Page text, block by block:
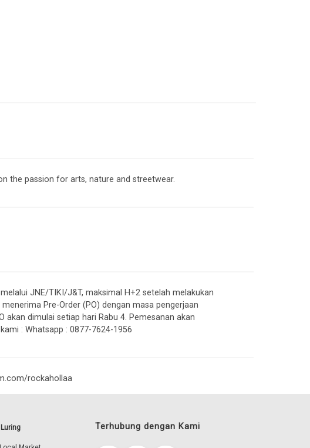
the passion for arts, nature and streetwear.
JNE/TIKI/J&T, maksimal H+2 setelah melakukan
Pre-Order (PO) dengan masa pengerjaan
akan dimulai setiap hari Rabu 4. Pemesanan akan
: Whatsapp : 0877-7624-1956
rockahollaa
Terhubung dengan Kami